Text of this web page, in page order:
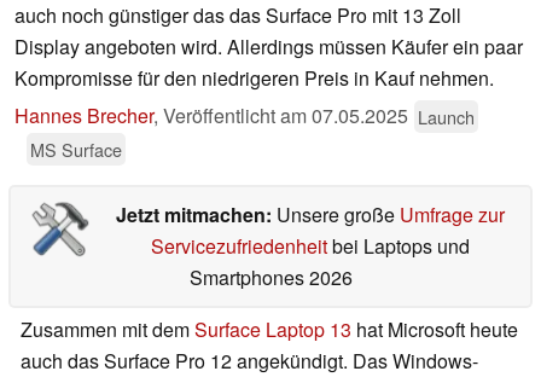
auch noch günstiger das das Surface Pro mit 13 Zoll
Display angeboten wird. Allerdings müssen Käufer ein paar
Kompromisse für den niedrigeren Preis in Kauf nehmen.
Hannes Brecher, Veröffentlicht am07.05.2025 Launch
MS Surface
Jetzt mitmachen: Unsere große Umfrage zur
Servicezufriedenheitbei Laptops und
Smartphones 2026
Zusammen mit demSurface Laptop 13 hat Microsoft heute
auch das Surface Pro 12 angekündigt. Das Windows-